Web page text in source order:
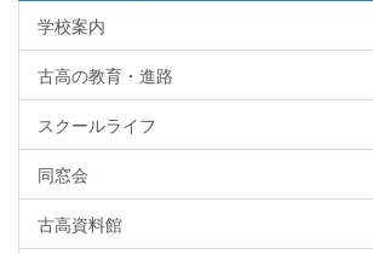
学校案内
古高の教育・進路
スクールライフ
同窓会
古高資料館